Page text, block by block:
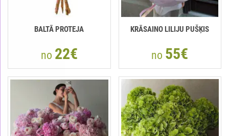
BALTĀ PROTEJA
no 22€
KRĀSAINO LILIJU PUŠĶIS
no 55€